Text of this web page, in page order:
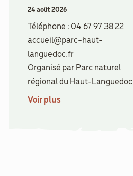
24 août 2026
Téléphone : 04 67 97 38 22
accueil@parc-haut-
languedoc.fr
Organisé par Parc naturel
régional du Haut-Languedoc
Voir plus